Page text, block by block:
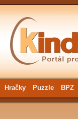
Hračky Puzzle BPZ